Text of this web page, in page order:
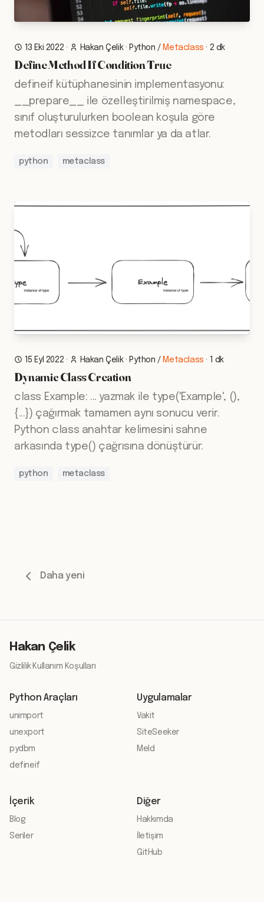
13 Eki 2022 · Hakan Çelik· Python / Metaclass · 2 dk
Define Method If Condition True
defineif kütüphanesinin implementasyonu:
__prepare__ ile özelleştirilmiş namespace,
sınıf oluşturulurken boolean koşula göre
metodları sessizce tanımlar ya da atlar.
python metaclass
15 Eyl 2022 · Hakan Çelik· Python / Metaclass · 1 dk
Dynamic Class Creation
class Example: ... yazmak ile type('Example', (),
{...}) çağırmak tamamen aynı sonucu verir.
Python class anahtar kelimesini sahne
arkasında type() çağrısına dönüştürür.
python metaclass
Daha yeni
Hakan Çelik
Gizlilik·Kullanım Koşulları
Python Araçları
unimport
unexport
pydbm
defineif
Uygulamalar
Vakit
SiteSeeker
Meld
İçerik
Blog
Seriler
Diğer
Hakkımda
İletişim
GitHub